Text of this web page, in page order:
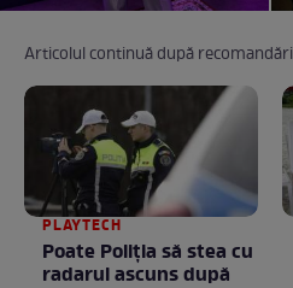
Articolul continuă după recomandări
PLAYTECH
Poate Poliția să stea cu
radarul ascuns după